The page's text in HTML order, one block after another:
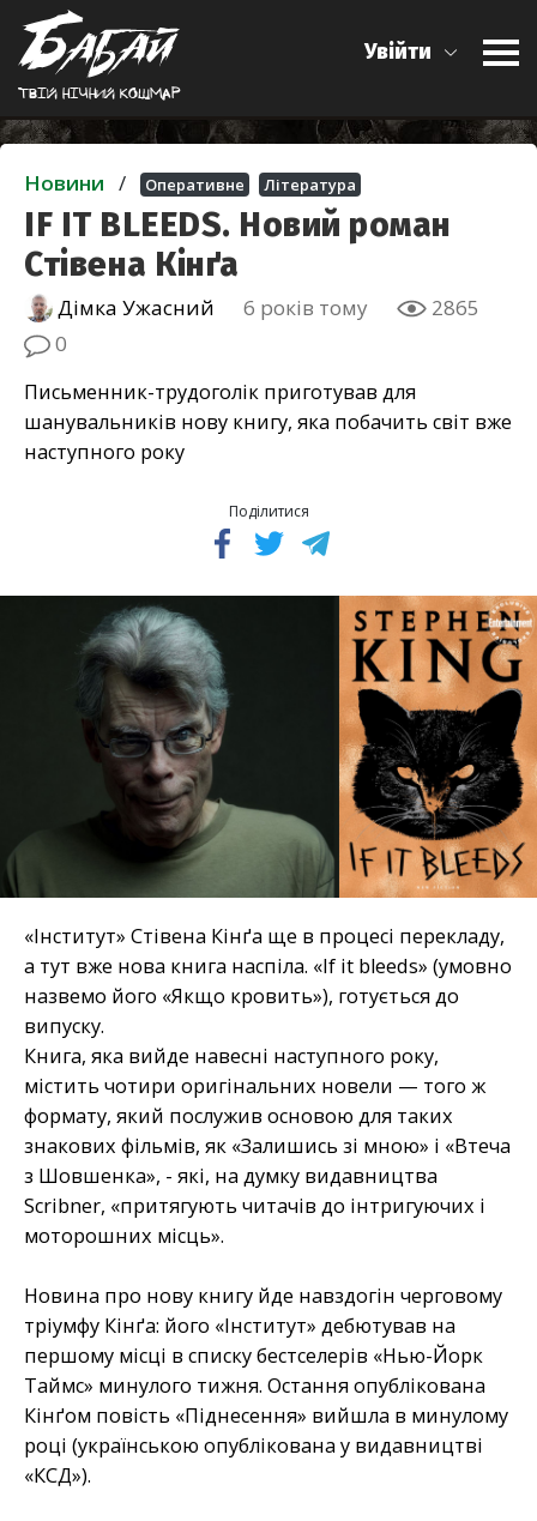
Твiй нiчний кошмар
Увійти
Новини / Оперативне Література
IF IT BLEEDS. Новий роман
Стівена Кінґа
Дімка Ужасний 6 років тому
2865
0
Письменник-трудоголік приготував для
шанувальників нову книгу, яка побачить світ вже
наступного року
Поділитися
«Інститут» Стівена Кінґа ще в процесі перекладу,
а тут вже нова книга наспіла. «If it bleeds» (умовно
назвемо його «Якщо кровить»), готується до
випуску.
Книга, яка вийде навесні наступного року,
містить чотири оригінальних новели — того ж
формату, який послужив основою для таких
знакових фільмів, як «Залишись зі мною» і «Втеча
з Шовшенка», - які, на думку видавництва
Scribner, «притягують читачів до інтригуючих і
моторошних місць».
Новина про нову книгу йде навздогін черговому
тріумфу Кінґа: його «Інститут» дебютував на
першому місці в списку бестселерів «Нью-Йорк
Таймс» минулого тижня. Остання опублікована
Кінґом повість «Піднесення» вийшла в минулому
році (українською опублікована у видавництві
«КСД»).